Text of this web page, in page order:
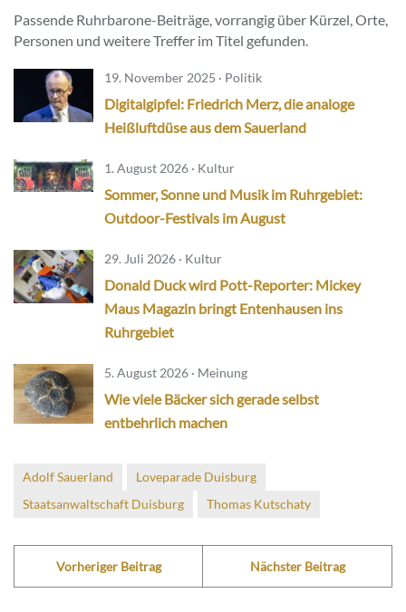
Passende Ruhrbarone-Beiträge, vorrangig über Kürzel, Orte,
Personen und weitere Treffer im Titel gefunden.
19. November 2025 · Politik
Digitalgipfel: Friedrich Merz, die analoge
Heißluftdüse aus dem Sauerland
1. August 2026 · Kultur
Sommer, Sonne und Musik im Ruhrgebiet:
Outdoor-Festivals im August
29. Juli 2026 · Kultur
Donald Duck wird Pott-Reporter: Mickey
Maus Magazin bringt Entenhausen ins
Ruhrgebiet
5. August 2026 · Meinung
Wie viele Bäcker sich gerade selbst
entbehrlich machen
Adolf Sauerland
Loveparade Duisburg
Staatsanwaltschaft Duisburg
Thomas Kutschaty
Vorheriger Beitrag Nächster Beitrag